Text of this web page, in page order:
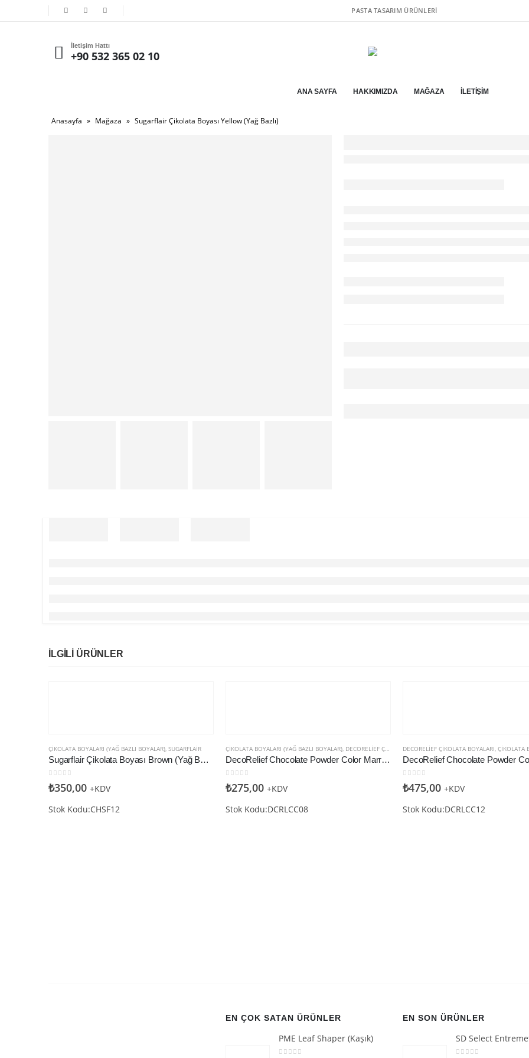
PASTA TASARIM ÜRÜNLERI
İletişim Hattı
+90 532 365 02 10
ANA SAYFA HAKKIMIZDA MAĞAZA İLETIŞIM
Anasayfa » Mağaza » Sugarflair Çikolata Boyası Yellow (Yağ Bazlı)
İLGILI ÜRÜNLER
ÇIKOLATA BOYALARI (YAĞ BAZLI BOYALAR), SUGARFLAIR
Sugarflair Çikolata Boyası Brown (Yağ Bazlı)
05 üzerinden
₺350,00 +KDV
Stok Kodu:CHSF12
ÇIKOLATA BOYALARI (YAĞ BAZLI BOYALAR), DECORELIEF ÇIKOLATA BOYALARI
DecoRelief Chocolate Powder Color Marron (DecoRelief Çikolata Boyası Kahve)(Yağ Bazlı)
05 üzerinden
₺275,00 +KDV
Stok Kodu:DCRLCC08
DECORELIEF ÇIKOLATA BOYALARI, ÇIKOLATA
05 üzerinden
₺475,00 +KDV
Stok Kodu:DCRLCC12
EN ÇOK SATAN ÜRÜNLER
PME Leaf Shaper (Kaşık)
EN SON ÜRÜNLER